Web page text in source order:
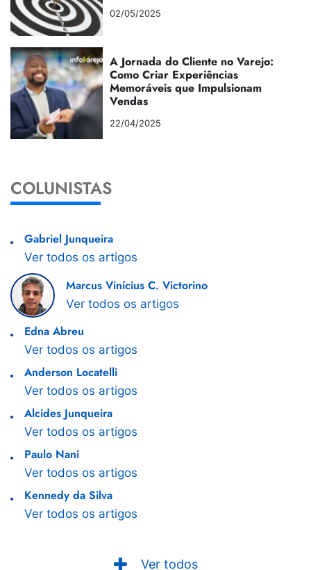
02/05/2025
A Jornada do Cliente no Varejo:
Como Criar Experiências
Memoráveis que Impulsionam
Vendas
22/04/2025
COLUNISTAS
Gabriel Junqueira
Ver todos os artigos
Marcus Vinícius C. Victorino
Ver todos os artigos
Edna Abreu
Ver todos os artigos
Anderson Locatelli
Ver todos os artigos
Alcides Junqueira
Ver todos os artigos
Paulo Nani
Ver todos os artigos
Kennedy da Silva
Ver todos os artigos
Ver todos